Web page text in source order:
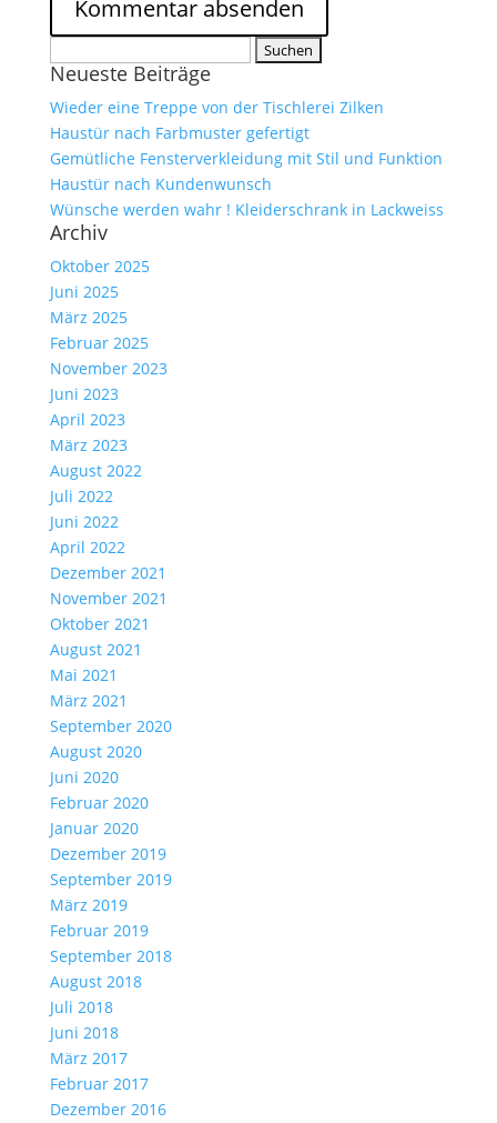
nach:
Neueste Beiträge
Wieder eine Treppe von der Tischlerei Zilken
Haustür nach Farbmuster gefertigt
Gemütliche Fensterverkleidung mit Stil und Funktion
Haustür nach Kundenwunsch
Wünsche werden wahr ! Kleiderschrank in Lackweiss
Archiv
Oktober 2025
Juni 2025
März 2025
Februar 2025
November 2023
Juni 2023
April 2023
März 2023
August 2022
Juli 2022
Juni 2022
April 2022
Dezember 2021
November 2021
Oktober 2021
August 2021
Mai 2021
März 2021
September 2020
August 2020
Juni 2020
Februar 2020
Januar 2020
Dezember 2019
September 2019
März 2019
Februar 2019
September 2018
August 2018
Juli 2018
Juni 2018
März 2017
Februar 2017
Dezember 2016